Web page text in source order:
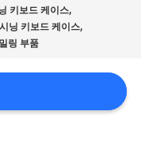
키보드 케이스,
닝 키보드 케이스,
링 부품